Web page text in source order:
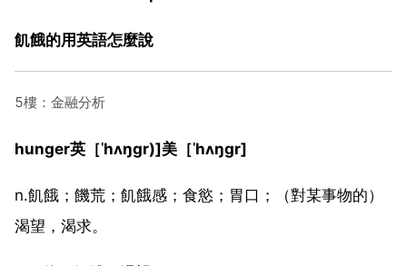
飢餓的用英語怎麼說
5樓：金融分析
hunger英［ˈhʌŋɡr)]美［ˈhʌŋɡr]
n.飢餓；饑荒；飢餓感；食慾；胃口；（對某事物的）
渴望，渴求。